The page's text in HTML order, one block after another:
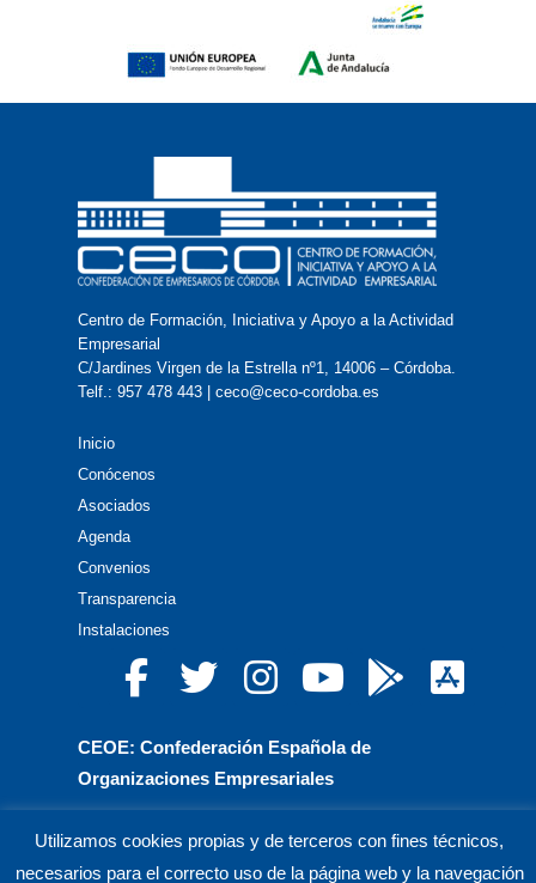
Centro de Formación, Iniciativa y Apoyo a la Actividad
Empresarial
C/Jardines Virgen de la Estrella nº1, 14006 – Córdoba.
Telf.: 957 478 443 | ceco@ceco-cordoba.es
Inicio
Conócenos
Asociados
Agenda
Convenios
Transparencia
Instalaciones
CEOE: Confederación Española de
Organizaciones Empresariales
Utilizamos cookies propias y de terceros con fines técnicos,
necesarios para el correcto uso de la página web y la navegación